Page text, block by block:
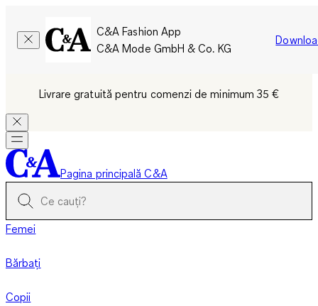
C&A Fashion App
C&A Mode GmbH & Co. KG
Livrare gratuită pentru comenzi de minimum 35 €
Pagina principală C&A
Femei
Bărbați
Copii